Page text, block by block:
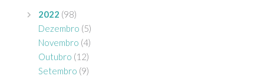
2022 (98)
Dezembro (5)
Novembro (4)
Outubro (12)
Setembro (9)